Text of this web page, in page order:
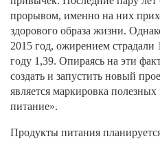
прорывом, именно на них
здорового образа жизни.
2015 год, ожирением страдали
году 1,39. Опираясь на эти
создать и запустить новый
является маркировка
питание».
Продукты питания